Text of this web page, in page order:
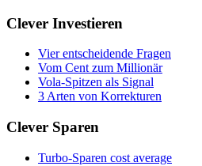
Clever Investieren
Vier entscheidende Fragen
Vom Cent zum Millionär
Vola-Spitzen als Signal
3 Arten von Korrekturen
Clever Sparen
Turbo-Sparen cost average